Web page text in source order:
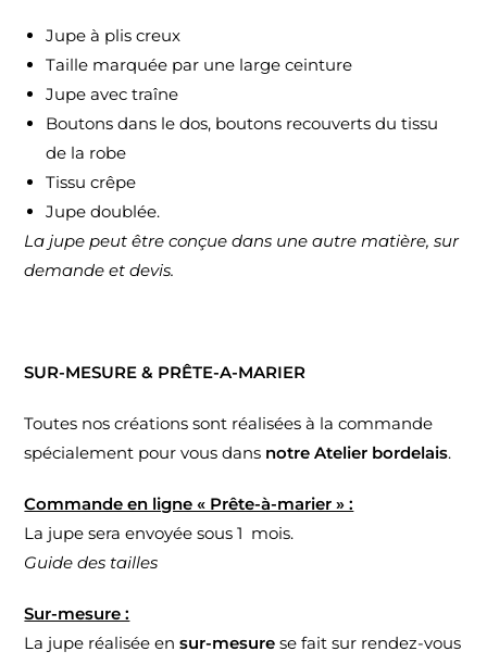
Jupe à plis creux
Taille marquée par une large ceinture
Jupe avec traîne
Boutons dans le dos, boutons recouverts du tissu
de la robe
Tissu crêpe
Jupe doublée.
La jupe peut être conçue dans une autre matière, sur
demande et devis.
SUR-MESURE & PRÊTE-A-MARIER
Toutes nos créations sont réalisées à la commande
spécialement pour vous dans notre Atelier bordelais.
Commande en ligne « Prête-à-marier » :
La jupe sera envoyée sous 1 mois.
Guide des tailles
Sur-mesure :
La jupe réalisée ensur-mesure se fait sur rendez-vous